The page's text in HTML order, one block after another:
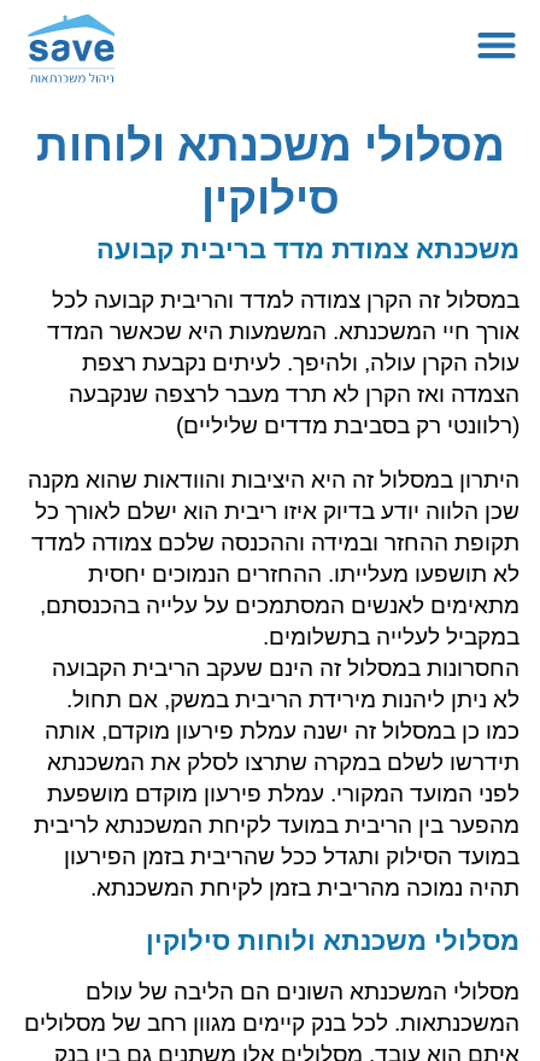
מסלולי משכנתא ולוחות
סילוקין
משכנתא צמודת מדד בריבית קבועה
במסלול זה הקרן צמודה למדד והריבית קבועה לכל
אורך חיי המשכנתא. המשמעות היא שכאשר המדד
עולה הקרן עולה, ולהיפך. לעיתים נקבעת רצפת
הצמדה ואז הקרן לא תרד מעבר לרצפה שנקבעה
(רלוונטי רק בסביבת מדדים שליליים)
היתרון במסלול זה היא היציבות והוודאות שהוא מקנה
שכן הלווה יודע בדיוק איזו ריבית הוא ישלם לאורך כל
תקופת ההחזר ובמידה וההכנסה שלכם צמודה למדד
לא תושפעו מעלייתו. ההחזרים הנמוכים יחסית
מתאימים לאנשים המסתמכים על עלייה בהכנסתם,
במקביל לעלייה בתשלומים.
החסרונות במסלול זה הינם שעקב הריבית הקבועה
לא ניתן ליהנות מירידת הריבית במשק, אם תחול.
כמו כן במסלול זה ישנה עמלת פירעון מוקדם, אותה
תידרשו לשלם במקרה שתרצו לסלק את המשכנתא
לפני המועד המקורי. עמלת פירעון מוקדם מושפעת
מהפער בין הריבית במועד לקיחת המשכנתא לריבית
במועד הסילוק ותגדל ככל שהריבית בזמן הפירעון
תהיה נמוכה מהריבית בזמן לקיחת המשכנתא.
מסלולי משכנתא ולוחות סילוקין
מסלולי המשכנתא השונים הם הליבה של עולם
המשכנתאות. לכל בנק קיימים מגוון רחב של מסלולים
איתם הוא עובד. מסלולים אלו משתנים גם בין בנק